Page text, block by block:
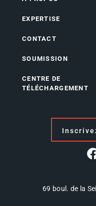
EXPERTISE
CONTACT
SOUMISSION
CENTRE DE
TÉLÉCHARGEMENT
69 boul. de la